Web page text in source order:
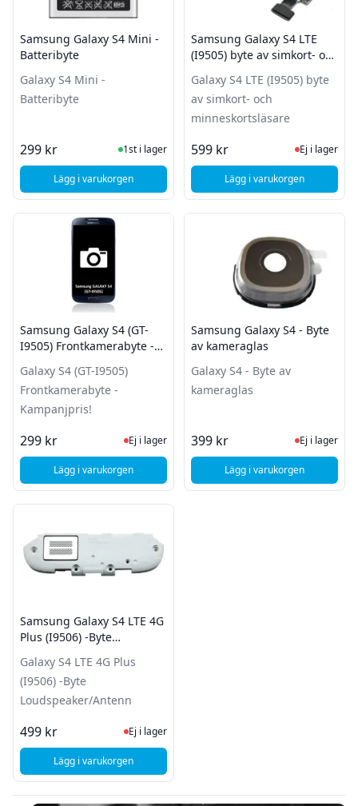
Samsung Galaxy S4 Mini -
Batteribyte
Galaxy S4 Mini -
Batteribyte
299 kr I Lager
1st i lager
Lägg i varukorgen, Samsung Galaxy S4 Mini - Batteribyte
Samsung Galaxy S4 LTE
(I9505) byte av simkort- och
Galaxy S4 LTE (I9505) byte
av simkort- och
minneskortsläsare
599 kr Ej i lager,
Ej i lager
Lägg i varukorgen, Samsung Galaxy
Samsung Galaxy S4 (GT-
I9505) Frontkamerabyte -
Galaxy S4 (GT-I9505)
Frontkamerabyte -
Kampanjpris!
299 kr Ej i lager, besök produktsidan för
Ej i lager
Lägg i varukorgen, Samsung Galaxy S4 (GT-I9505) Frontkamerabyte -
Samsung Galaxy S4 - Byte
av kameraglas
Galaxy S4 - Byte av
kameraglas
399 kr Ej i lager,
Ej i lager
Lägg i varukorgen, Samsung Galaxy
Samsung Galaxy S4 LTE 4G
Plus (I9506) -Byte
Galaxy S4 LTE 4G Plus
(I9506) -Byte
Loudspeaker/Antenn
499 kr Ej i lager, besök produktsidan för
Ej i lager
Lägg i varukorgen, Samsung Galaxy S4 LTE 4G Plus (I9506) -Byte